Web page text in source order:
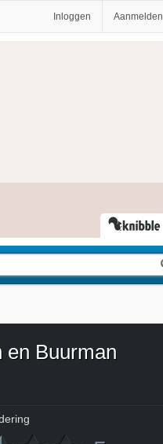
Inloggen Aanmelden
en Buurman